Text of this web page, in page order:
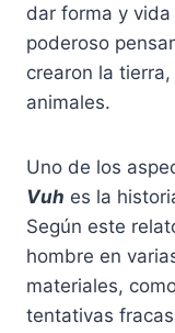
dar forma y
poderoso
crearon la
animales.
Uno de los
Vuh es la
Según este
hombre en
materiales,
tentativas